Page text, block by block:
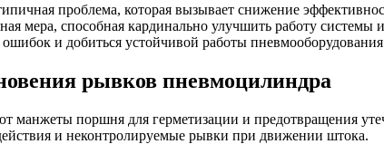
проблема, которая вызывает снижение
мера, способная кардинально улучшить работу
и добиться устойчивой работы
рывков пневмоцилиндра
манжеты поршня для герметизации и предотвращения
и неконтролируемые рывки при движении штока.